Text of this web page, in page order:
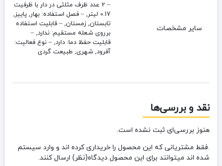
سایر مشخصات
– 2 عدد ظرف مثلثی در دار با ظرفیت
0.17 لیتر, – فصل استفاده: بهار, پاییز,
تابستان, زمستان, – قابلیت استفاده
برروی شعله مستقیم: ندارد, –
قابلیت حفظ دما: دارد, – نوع فعالیت:
آفرود, شهری, طبیعت گردی
نقد و بررسی‌ها
هنوز بررسی‌ای ثبت نشده است.
.فقط مشتریانی که این محصول را خریداری کرده اند و وارد سیستم
شده اند میتوانند برای این محصول دیدگاه(نظر) ارسال کنند.